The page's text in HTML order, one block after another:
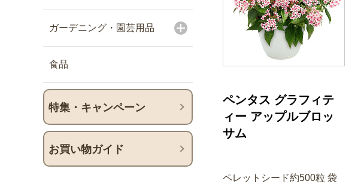
ガーデニング・園芸用品
食品
特集・キャンペーン
お買い物ガイド
ペンタス グラフィテ
ィー アップルブロッ
サム
ペレットシード約500粒 袋